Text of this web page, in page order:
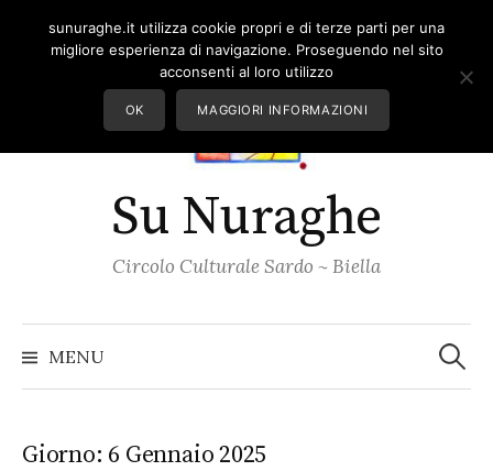
Su Nuraghe
Circolo Culturale Sardo ~ Biella
MENU per:
Giorno: 6 Gennaio 2025
sunuraghe.it utilizza cookie propri e di terze parti per una
migliore esperienza di navigazione. Proseguendo nel sito
acconsenti al loro utilizzo
OK MAGGIORI INFORMAZIONI